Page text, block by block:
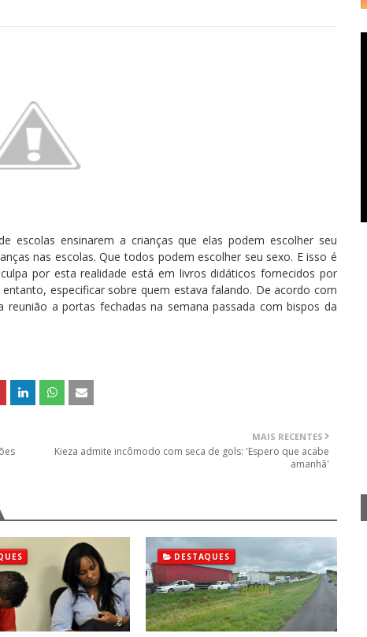
escolas ensinarem a crianças que elas podem escolher seu
nas escolas. Que todos podem escolher seu sexo. E isso é
por esta realidade está em livros didáticos fornecidos por
especificar sobre quem estava falando. De acordo com
a portas fechadas na semana passada com bispos da
MAIS RECENTES
Kieza admite incômodo com seca de gols: 'Espero que acabe
amanhã'
DESTAQUES